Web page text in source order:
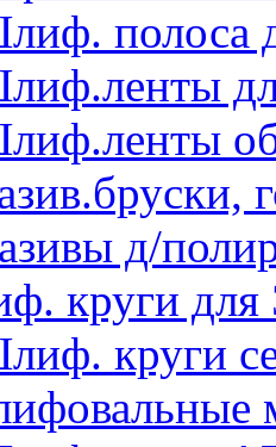
д/
круги
круги